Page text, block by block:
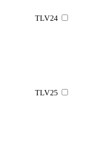
TLV24
TLV25